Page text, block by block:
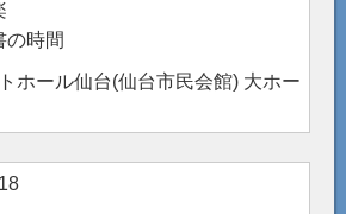
の時間
ホール仙台(仙台市民会館) 大ホー